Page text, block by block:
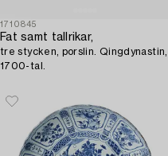
1710845
Fat samt tallrikar,
tre stycken, porslin. Qingdynastin,
1700-tal.